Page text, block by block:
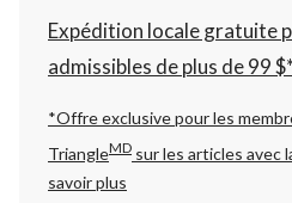
Expédition locale gratuite
admissibles de plus de 99 $*
*Offre exclusive pour les
TriangleMD sur les articles avec
savoir plus